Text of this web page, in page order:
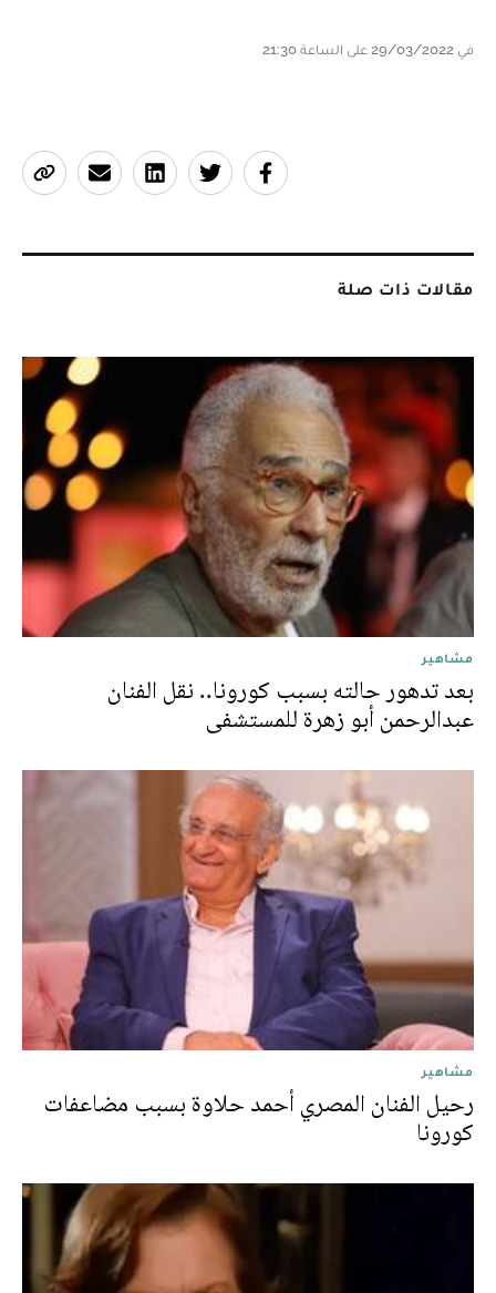
في 29/03/2022 على الساعة 21:30
مقالات ذات صلة
مشاهير
بعد تدهور حالته بسبب كورونا.. نقل الفنان
عبدالرحمن أبو زهرة للمستشفى
مشاهير
رحيل الفنان المصري أحمد حلاوة بسبب مضاعفات
كورونا